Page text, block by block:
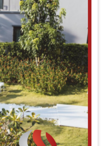
InterContinental
lệ cho những cô
cúng, thanh lịch.
với sức chứa
thể tách biệt
của tòa Sky
hảo, được